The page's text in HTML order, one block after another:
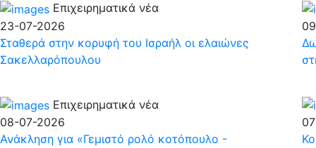
Επιχειρηματικά νέα
23-07-2026
Σταθερά στην κορυφή του Ισραήλ οι ελαιώνες
Σακελλαρόπουλου
Επιχειρηματικά νέα
08-07-2026
Ανάκληση για «Γεμιστό ρολό κοτόπουλο -